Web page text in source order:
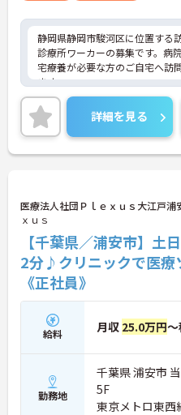
静岡県静岡市駿河区に位置する
診療所ワーカーの募集です。病
宅療養が必要な方のご自宅へ訪
ます。
年間休日は120日以上もあり、
にしながらご勤務いただけます
日勤のみなのでメリハリのある
ご興味のある方には、面接対策
に詳細をお話しいたしますので
詳細を見る
医療法人社団Ｐｌｅｘｕｓ大江戸浦
ｘｕｓ
【千葉県／浦安市】
2分♪クリニックで医療
《正社員》
給料 月収 25.0万円
勤務地
千葉県 浦安市
5F
東京メトロ東西